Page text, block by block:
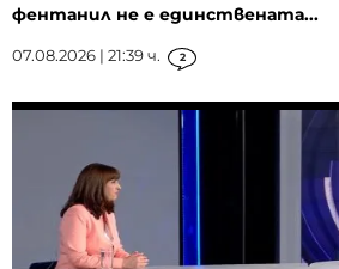
фентанил не е единствената...
07.08.2026 | 21:39 ч. 2